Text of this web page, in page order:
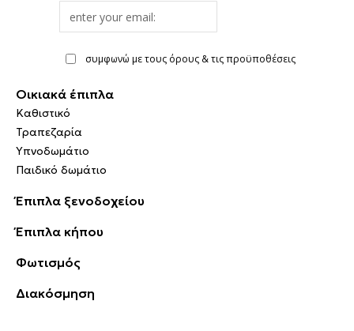
συμφωνώ με τους όρους & τις προϋποθέσεις
Οικιακά έπιπλα
Καθιστικό
Τραπεζαρία
Υπνοδωμάτιο
Παιδικό δωμάτιο
Έπιπλα ξενοδοχείου
Έπιπλα κήπου
Φωτισμός
Διακόσμηση